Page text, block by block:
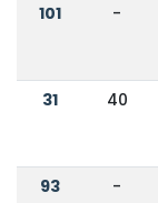
101 -
31 40
93 -